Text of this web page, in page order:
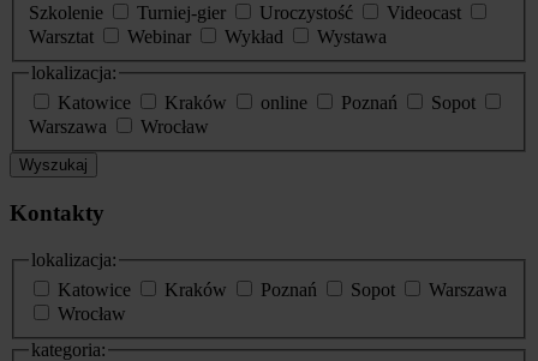
Szkolenie
Turniej-gier Uroczystość
Videocast
Warsztat
Webinar Wykład
Wystawa
lokalizacja:
Katowice
Kraków online Poznań
Sopot
Warszawa
Wrocław
Wyszukaj
Kontakty
lokalizacja:
Katowice
Kraków Poznań Sopot
Warszawa
Wrocław
kategoria: